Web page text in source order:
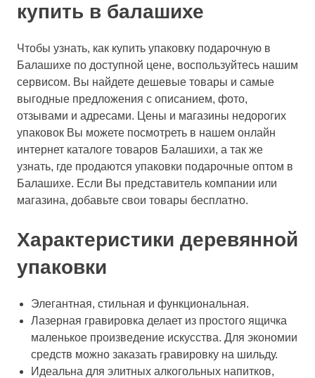
купить в балашихе
Чтобы узнать, как купить упаковку подарочную в
Балашихе по доступной цене, воспользуйтесь нашим
сервисом. Вы найдете дешевые товары и самые
выгодные предложения с описанием, фото,
отзывами и адресами. Цены и магазины недорогих
упаковок Вы можете посмотреть в нашем онлайн
интернет каталоге товаров Балашихи, а так же
узнать, где продаются упаковки подарочные оптом в
Балашихе. Если Вы представитель компании или
магазина, добавьте свои товары бесплатно.
Характеристики деревянной
упаковки
Элегантная, стильная и функциональная.
Лазерная гравировка делает из простого ящичка
маленькое произведение искусства. Для экономии
средств можно заказать гравировку на шильду.
Идеальна для элитных алкогольных напитков,